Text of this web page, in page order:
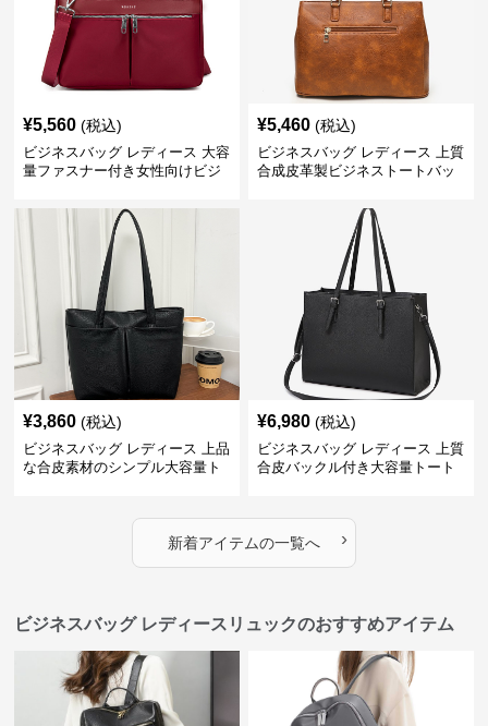
¥5,560 (税込)
ビジネスバッグ レディース 大容
量ファスナー付き女性向けビジ
¥5,460 (税込)
ビジネスバッグ レディース 上質
合成皮革製ビジネストートバッ
¥3,860 (税込)
ビジネスバッグ レディース 上品
な合皮素材のシンプル大容量ト
¥6,980 (税込)
ビジネスバッグ レディース 上質
合皮バックル付き大容量トート
新着アイテムの一覧へ ›
ビジネスバッグ レディースリュックのおすすめアイテム